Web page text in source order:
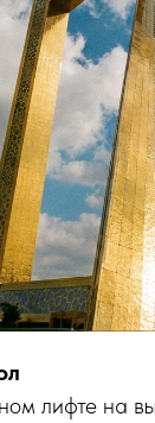
лифте на